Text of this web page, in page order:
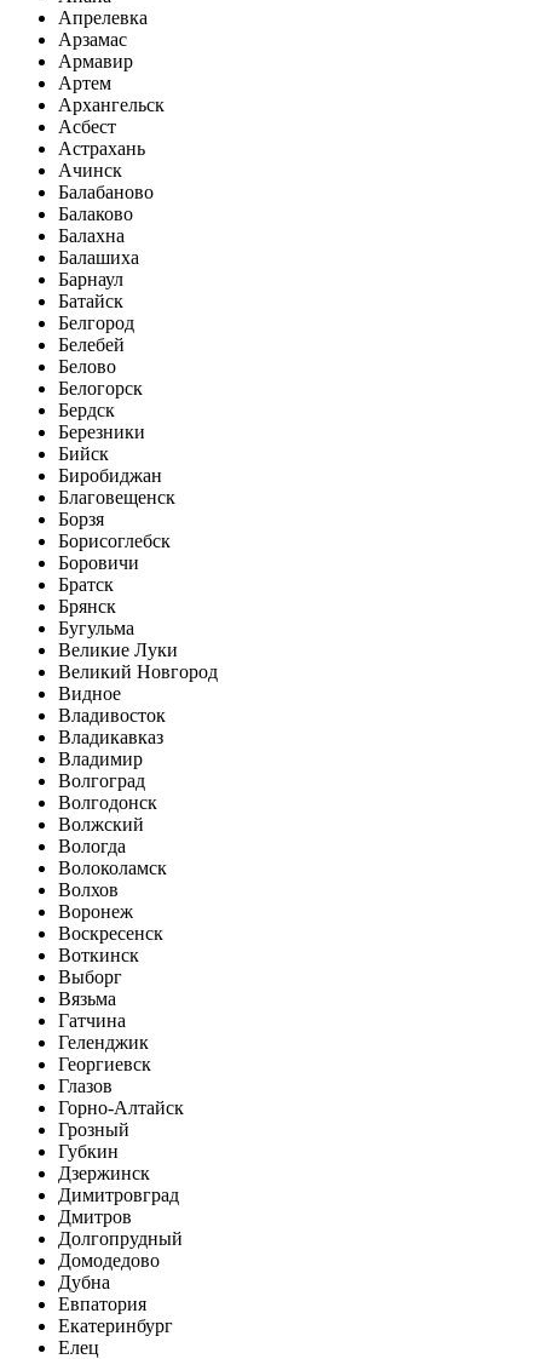
Апрелевка
Арзамас
Армавир
Артем
Архангельск
Асбест
Астрахань
Ачинск
Балабаново
Балаково
Балахна
Балашиха
Барнаул
Батайск
Белгород
Белебей
Белово
Белогорск
Бердск
Березники
Бийск
Биробиджан
Благовещенск
Борзя
Борисоглебск
Боровичи
Братск
Брянск
Бугульма
Великие Луки
Великий Новгород
Видное
Владивосток
Владикавказ
Владимир
Волгоград
Волгодонск
Волжский
Вологда
Волоколамск
Волхов
Воронеж
Воскресенск
Воткинск
Выборг
Вязьма
Гатчина
Геленджик
Георгиевск
Глазов
Горно-Алтайск
Грозный
Губкин
Дзержинск
Димитровград
Дмитров
Долгопрудный
Домодедово
Дубна
Евпатория
Екатеринбург
Елец